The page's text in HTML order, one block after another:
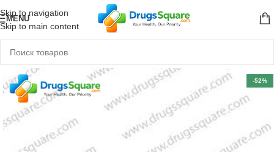
Skip to navigation
Skip to main content
MENU
-52%